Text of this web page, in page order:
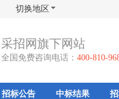
切换地区
采招网旗下网站
全国免费咨询电话： 400-810-
招标公告 中标结果